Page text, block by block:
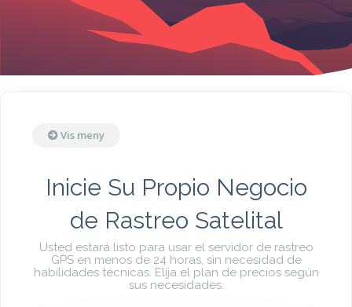
Vis meny
Inicie Su Propio Negocio
de Rastreo Satelital
Usted estará listo para usar el servidor de rastreo
GPS en menos de 24 horas, sin necesidad de
habilidades técnicas. Elija el plan de precios según
sus necesidades.